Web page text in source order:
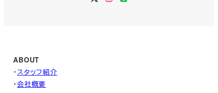
ABOUT
・ スタッフ紹介
・会社概要